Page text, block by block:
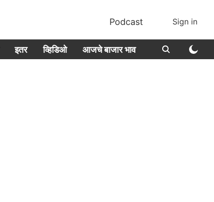
Podcast Sign in
इतर व्हिडिओ आजचे बाजार भाव